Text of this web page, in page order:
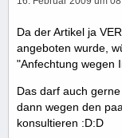
Da der Artikel ja
angeboten wurde,
"Anfechtung wegen
Das darf auch
dann wegen den
konsultieren :D:D